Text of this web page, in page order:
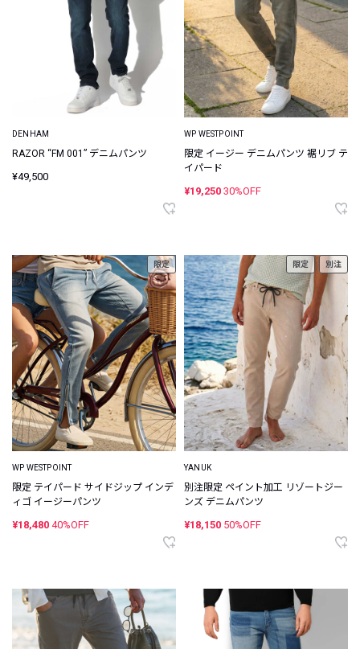
DENHAM
RAZOR “FM 001” デニムパンツ
¥49,500
WP WESTPOINT
限定 イージー デニムパンツ 裾リブ テ
イパード
¥19,250 30%OFF
限定
WP WESTPOINT
限定 テイパード サイドジップ インデ
ィゴ イージーパンツ
¥18,480 40%OFF
限定 別注
YANUK
別注限定 ペイント加工 リゾートジー
ンズ デニムパンツ
¥18,150 50%OFF